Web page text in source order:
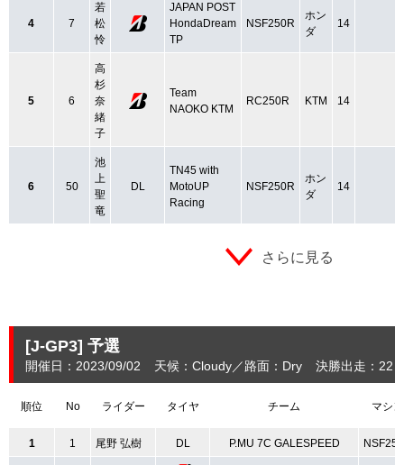
4 7
若
松
怜
JAPAN POST
HondaDream
TP
NSF250R
ホン
ダ
14
5 6
高
杉
奈
緒
子
Team
NAOKO KTM
RC250R KTM 14
6 50
池
上
聖
竜
DL
TN45 with
MotoUP
Racing
NSF250R
ホン
ダ
14
さらに見る
[J-GP3] 予選
開催日：2023/09/02 天候：Cloudy 路面：Dry 決勝出走：22
順位 No ライダー タイヤ チーム マシン
1 1 尾野 弘樹 DL P.MU 7C GALESPEED